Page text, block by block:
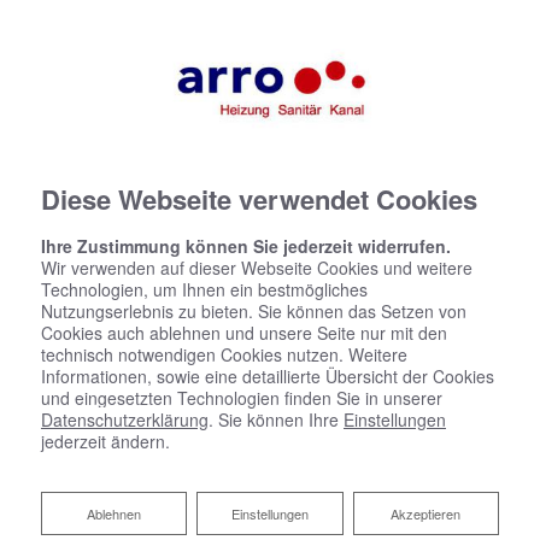
Datenschutzerklärung
Wir bedanken uns für Ihren Besuch bei Arro Sanitär Heizung
Kanal. Der sichere Umgang mit Ihren Daten ist uns
besonders wichtig. Wir möchten Sie daher hiermit
ausführlich über die Verwendung Ihrer Daten bei dem
Besuch unseres Webauftritts informieren.
1 Begriffsbestimmungen
Diese Webseite verwendet Cookies
Ihre Zustimmung können Sie jederzeit widerrufen.
Wir verwenden auf dieser Webseite Cookies und weitere
Technologien, um Ihnen ein bestmögliches
Nutzungserlebnis zu bieten. Sie können das Setzen von
Cookies auch ablehnen und unsere Seite nur mit den
technisch notwendigen Cookies nutzen. Weitere
Informationen, sowie eine detaillierte Übersicht der Cookies
und eingesetzten Technologien finden Sie in unserer
Datenschutzerklärung. Sie können Ihre Einstellungen
jederzeit ändern.
Akzeptieren
Einstellungen
Ablehnen
Ablehnen